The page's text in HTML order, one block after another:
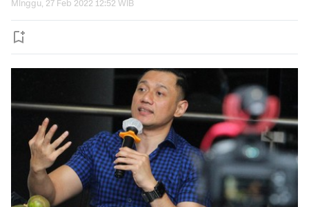
Minggu, 27 Feb 2022 12:52 WIB